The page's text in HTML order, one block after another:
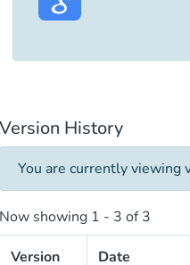
Version History
You are currently viewing
Now showing 1 - 3 of 3
Version Date